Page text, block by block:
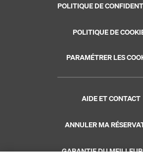
POLITIQUE DE
POLITIQUE DE
PARAMÉTRER LES
AIDE ET CONTACT
ANNULER MA
GARANTIE DU